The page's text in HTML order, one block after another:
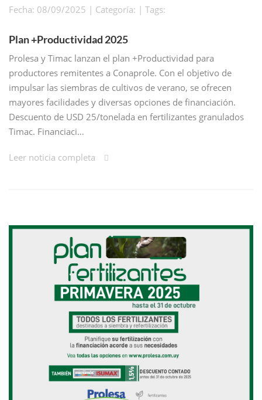
Fecha: 08/09/2025 | Categoría: | Tags:
Plan +Productividad 2025
Prolesa y Timac lanzan el plan +Productividad para
productores remitentes a Conaprole. Con el objetivo de
impulsar las siembras de cultivos de verano, se ofrecen
mayores facilidades y diversas opciones de financiación.
Descuento de USD 25/tonelada en fertilizantes granulados
Timac. Financiaci…
Leer noticia completa